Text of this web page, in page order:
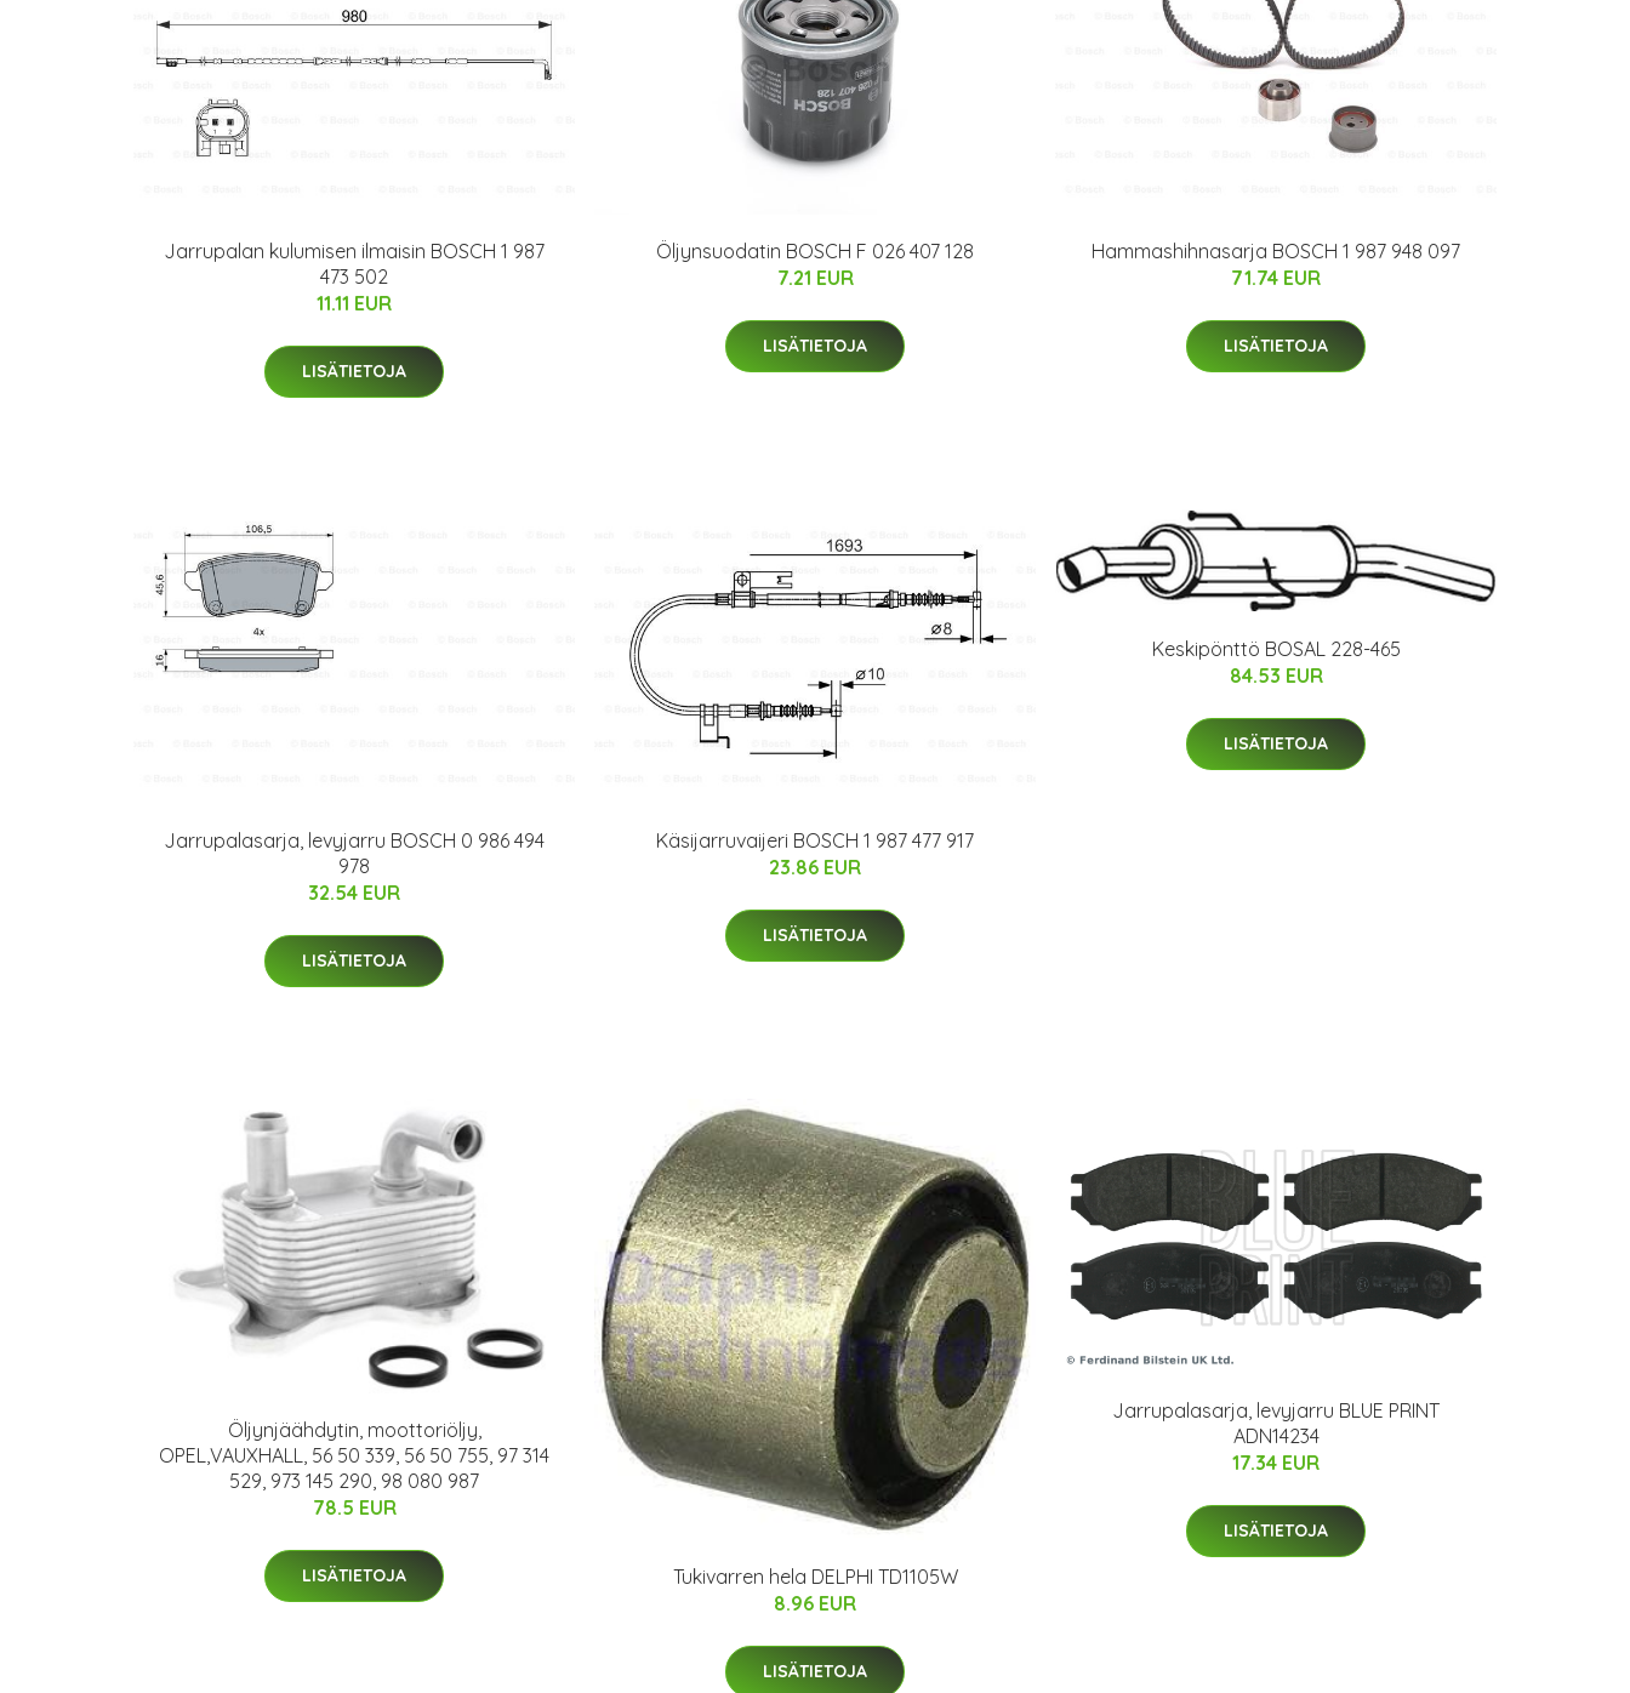
Jarrupalan kulumisen ilmaisin BOSCH 1 987
473 502
11.11 EUR
LISÄTIETOJA
Öljynsuodatin BOSCH F 026 407 128
7.21 EUR
LISÄTIETOJA
Hammashihnasarja BOSCH 1 987 948 097
71.74 EUR
LISÄTIETOJA
Jarrupalasarja, levyjarru BOSCH 0 986 494
978
32.54 EUR
LISÄTIETOJA
Käsijarruvaijeri BOSCH 1 987 477 917
23.86 EUR
LISÄTIETOJA
Keskipönttö BOSAL 228-465
84.53 EUR
LISÄTIETOJA
Öljynjäähdytin, moottoriöljy,
OPEL,VAUXHALL, 56 50 339, 56 50 755, 97 314
529, 973 145 290, 98 080 987
78.5 EUR
LISÄTIETOJA
Tukivarren hela DELPHI TD1105W
8.96 EUR
LISÄTIETOJA
Jarrupalasarja, levyjarru BLUE PRINT
ADN14234
17.34 EUR
LISÄTIETOJA